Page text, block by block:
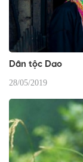
Dân tộc Dao
28/05/2019